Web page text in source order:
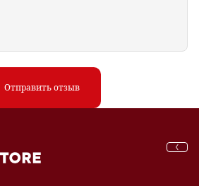
Отправить отзыв